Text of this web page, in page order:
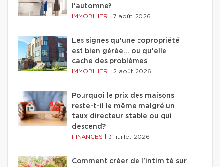
l'automne?
IMMOBILIER 7 août 2026
Les signes qu'une copropriété
est bien gérée… ou qu'elle
cache des problèmes
IMMOBILIER 2 août 2026
Pourquoi le prix des maisons
reste-t-il le même malgré un
taux directeur stable ou qui
descend?
FINANCES 31 juillet 2026
Comment créer de l'intimité sur